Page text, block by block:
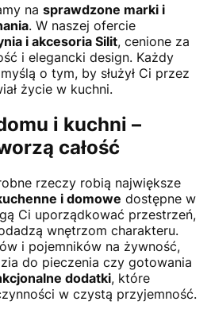
na sprawdzone marki i
. W naszej ofercie
i akcesoria Silit, cenione za
i elegancki design. Każdy
o tym, by służył Ci przez
życie w kuchni.
i kuchni –
całość
rzeczy robią największe
i domowe dostępne w
Ci uporządkować przestrzeń,
wnętrzom charakteru.
i pojemników na żywność,
do pieczenia czy gotowania
dodatki, które
w czystą przyjemność.